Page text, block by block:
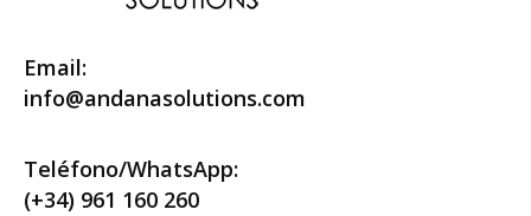
Email:
info@andanasolutions.com
Teléfono/WhatsApp:
(+34) 961 160 260